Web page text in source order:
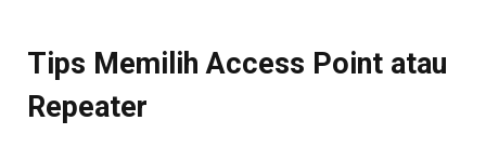
Tips Memilih Access Point atau
Repeater